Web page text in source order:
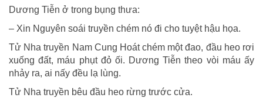
Dương Tiễn ở trong bụng thưa:
– Xin Nguyên soái truyền chém nó đi cho tuyệt hậu họa.
Tử Nha truyền Nam Cung Hoát chém một đao, đầu heo rơi
xuống đất, máu phụt đỏ ối. Dương Tiễn theo vòi máu ấy
nhảy ra, ai nấy đều lạ lùng.
Tử Nha truyền bêu đầu heo rừng trước cửa.